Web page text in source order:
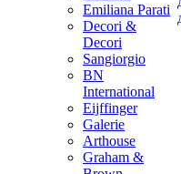
Emiliana Parati
Decori &
Decori
Sangiorgio
BN
International
Eijffinger
Galerie
Arthouse
Graham &